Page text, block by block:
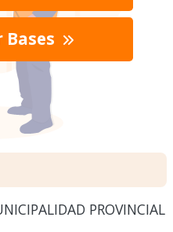
Bases
PROVINCIAL